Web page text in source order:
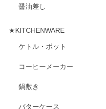
醤油差し
★KITCHENWARE
ケトル・ポット
コーヒーメーカー
鍋敷き
バターケース